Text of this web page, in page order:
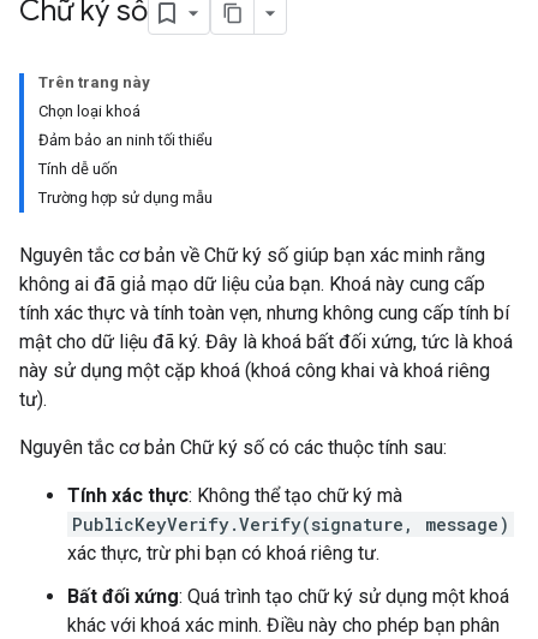
Chữ ký số
Trên trang này
Chọn loại khoá
Đảm bảo an ninh tối thiểu
Tính dễ uốn
Trường hợp sử dụng mẫu
Nguyên tắc cơ bản về Chữ ký số giúp bạn xác minh rằng
không ai đã giả mạo dữ liệu của bạn. Khoá này cung cấp
tính xác thực và tính toàn vẹn, nhưng không cung cấp tính bí
mật cho dữ liệu đã ký. Đây là khoá bất đối xứng, tức là khoá
này sử dụng một cặp khoá (khoá công khai và khoá riêng
tư).
Nguyên tắc cơ bản Chữ ký số có các thuộc tính sau:
Tính xác thực: Không thể tạo chữ ký mà
PublicKeyVerify.Verify(signature, message)
xác thực, trừ phi bạn có khoá riêng tư.
Bất đối xứng: Quá trình tạo chữ ký sử dụng một khoá
khác với khoá xác minh. Điều này cho phép bạn phân